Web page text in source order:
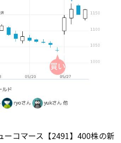
コマース【2491】400株の新